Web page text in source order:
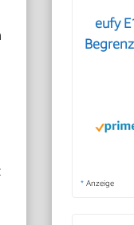
eufy
* Anzeige